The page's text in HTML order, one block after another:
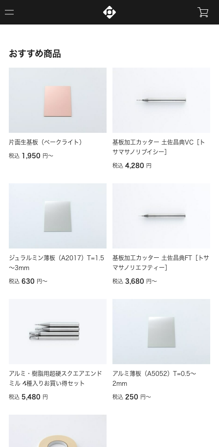
おすすめ商品
片面生基板（ベークライト）
税込 1,950 円〜
基板加工カッター 土佐昌典VC［ト
サマサノリブイシー］
税込4,280 円
ジュラルミン薄板（A2017）T=1.5
～3mm
税込630 円〜
基板加工カッター 土佐昌典FT［トサ
マサノリエフティー］
税込3,680 円〜
アルミ・樹脂用超硬スクエアエンド
ミル 4種入りお買い得セット
税込5,480 円
アルミ薄板（A5052）T=0.5～
2mm
税込 250 円〜